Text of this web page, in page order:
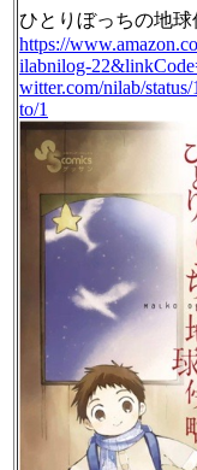
ひとりぼっちの地
https://
ilabnilog-
witter.com/nilab/
to/1